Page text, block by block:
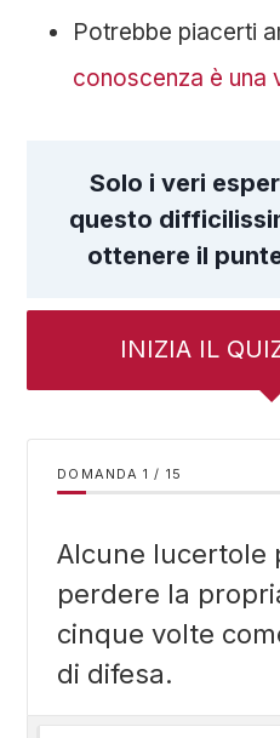
Potrebbe piacerti
conoscenza è una
Solo i veri
questo
ottenere il
INIZIA IL
DOMANDA / 15
Alcune lucertole
perdere la
cinque volte
di difesa.